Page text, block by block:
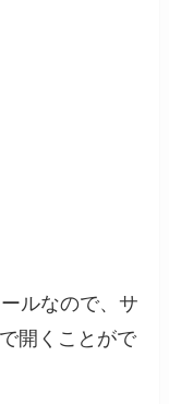
ルなので、サ
開くことがで